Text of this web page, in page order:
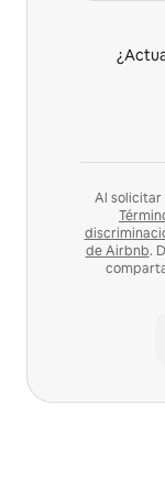
Al solicitar
de Airbnb.